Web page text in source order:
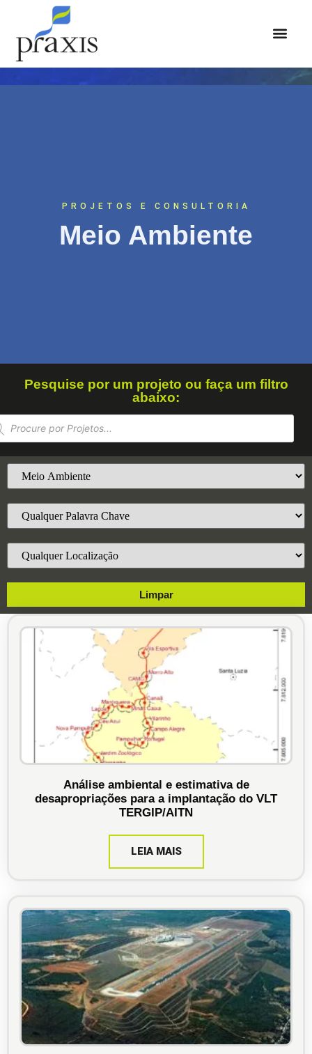
PROJETOS E CONSULTORIA
Meio Ambiente
Pesquise por um projeto ou faça um filtro
abaixo:
Limpar
Análise ambiental e estimativa de
desapropriações para a implantação do VLT
TERGIP/AITN
LEIA MAIS